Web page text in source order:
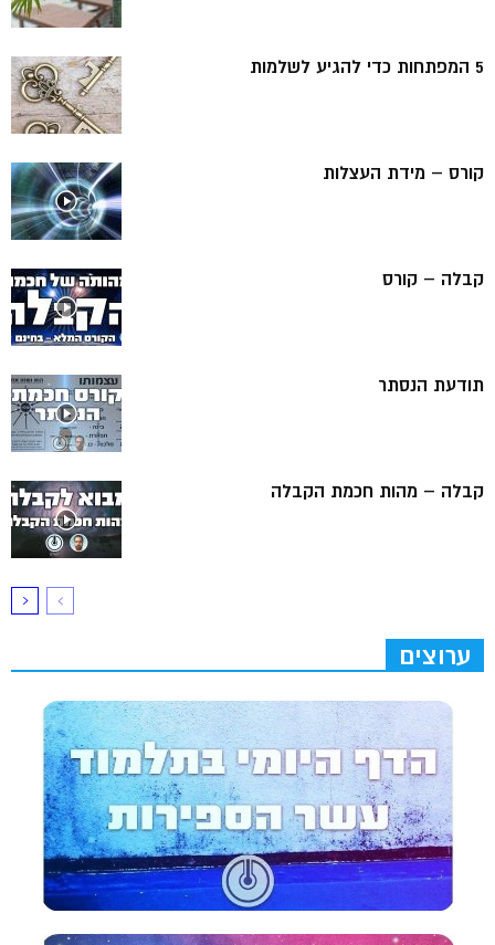
5 המפתחות כדי להגיע לשלמות
קורס – מידת העצלות
קבלה – קורס
תודעת הנסתר
קבלה – מהות חכמת הקבלה
ערוצים